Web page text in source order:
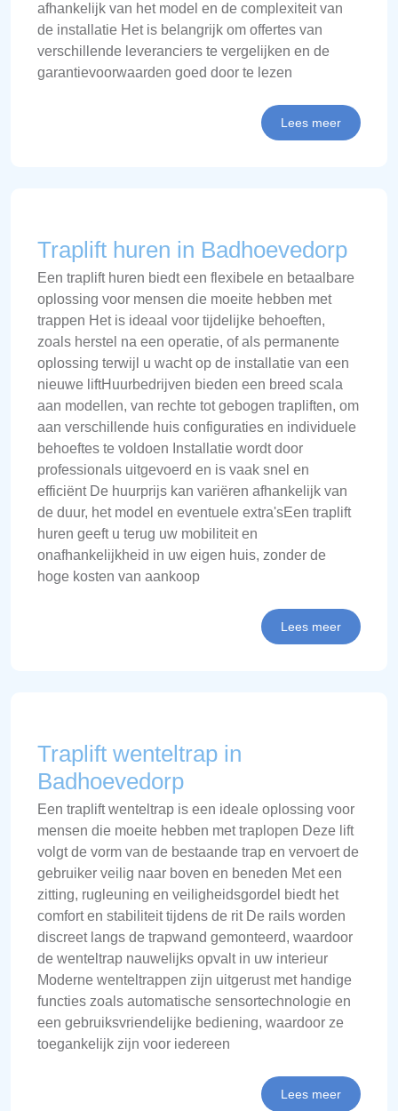
afhankelijk van het model en de complexiteit van
de installatie Het is belangrijk om offertes van
verschillende leveranciers te vergelijken en de
garantievoorwaarden goed door te lezen
Lees meer
Traplift huren in Badhoevedorp
Een traplift huren biedt een flexibele en betaalbare
oplossing voor mensen die moeite hebben met
trappen Het is ideaal voor tijdelijke behoeften,
zoals herstel na een operatie, of als permanente
oplossing terwijl u wacht op de installatie van een
nieuwe liftHuurbedrijven bieden een breed scala
aan modellen, van rechte tot gebogen trapliften, om
aan verschillende huis configuraties en individuele
behoeftes te voldoen Installatie wordt door
professionals uitgevoerd en is vaak snel en
efficiënt De huurprijs kan variëren afhankelijk van
de duur, het model en eventuele extra'sEen traplift
huren geeft u terug uw mobiliteit en
onafhankelijkheid in uw eigen huis, zonder de
hoge kosten van aankoop
Lees meer
Traplift wenteltrap in
Badhoevedorp
Een traplift wenteltrap is een ideale oplossing voor
mensen die moeite hebben met traplopen Deze lift
volgt de vorm van de bestaande trap en vervoert de
gebruiker veilig naar boven en beneden Met een
zitting, rugleuning en veiligheidsgordel biedt het
comfort en stabiliteit tijdens de rit De rails worden
discreet langs de trapwand gemonteerd, waardoor
de wenteltrap nauwelijks opvalt in uw interieur
Moderne wenteltrappen zijn uitgerust met handige
functies zoals automatische sensortechnologie en
een gebruiksvriendelijke bediening, waardoor ze
toegankelijk zijn voor iedereen
Lees meer